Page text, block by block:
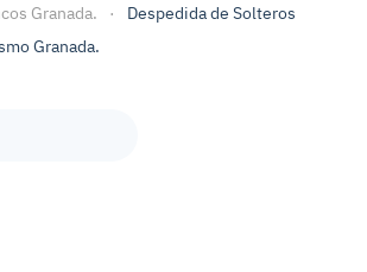
Granada.
Despedida de Solteros
Granada.